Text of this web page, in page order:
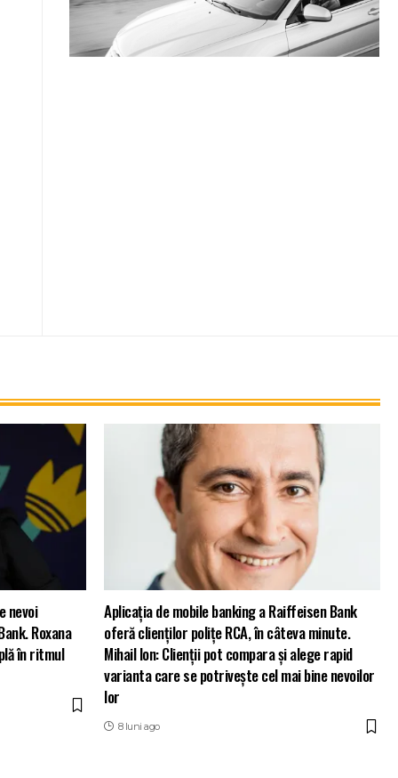
nevoi
Roxana
în ritmul
Aplicația de mobile banking a Raiffeisen Bank
oferă clienților polițe RCA, în câteva minute.
Mihail Ion: Clienții pot compara și alege rapid
varianta care se potrivește cel mai bine nevoilor
lor
8 luni ago